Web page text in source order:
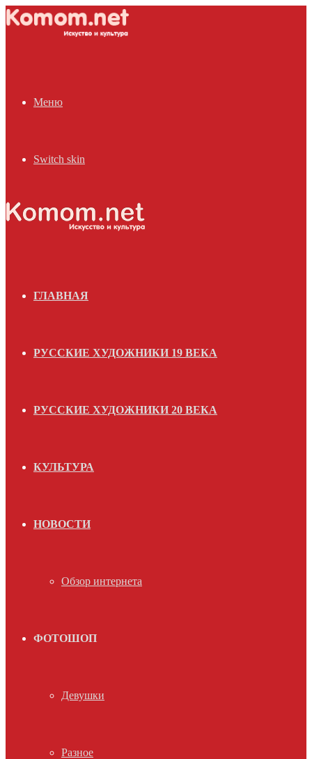
Меню
Switch skin
ГЛАВНАЯ
РУССКИЕ ХУДОЖНИКИ 19 ВЕКА
РУССКИЕ ХУДОЖНИКИ 20 ВЕКА
КУЛЬТУРА
НОВОСТИ
Обзор интернета
ФОТОШОП
Девушки
Разное